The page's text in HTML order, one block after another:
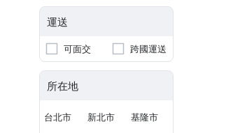
運送
可面交 跨國運送
所在地
台北市 新北市 基隆市